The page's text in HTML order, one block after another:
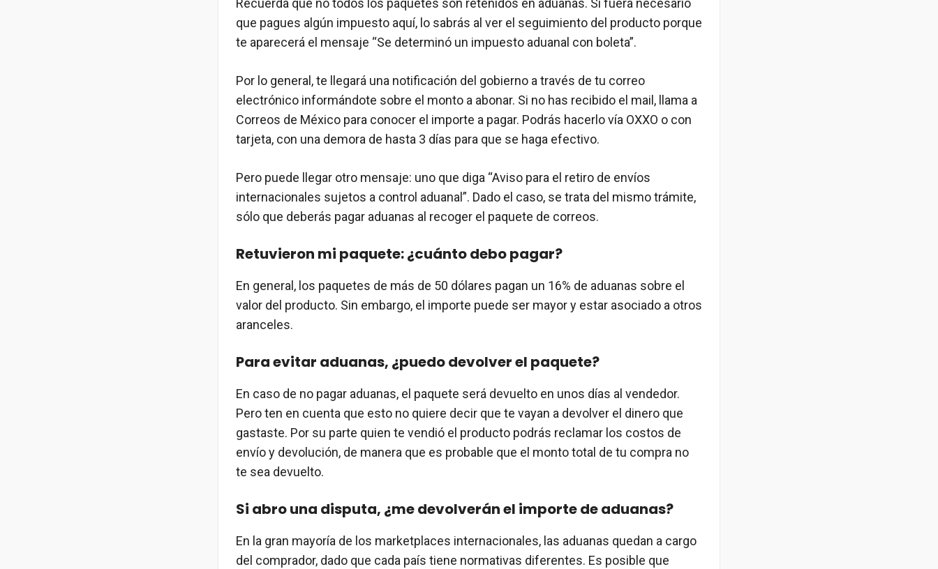
Recuerda que no todos los paquetes son retenidos en aduanas. Si fuera necesario
que pagues algún impuesto aquí, lo sabrás al ver el seguimiento del producto porque
te aparecerá el mensaje “Se determinó un impuesto aduanal con boleta”.
Por lo general, te llegará una notificación del gobierno a través de tu correo
electrónico informándote sobre el monto a abonar. Si no has recibido el mail, llama a
Correos de México para conocer el importe a pagar. Podrás hacerlo vía OXXO o con
tarjeta, con una demora de hasta 3 días para que se haga efectivo.
Pero puede llegar otro mensaje: uno que diga “Aviso para el retiro de envíos
internacionales sujetos a control aduanal”. Dado el caso, se trata del mismo trámite,
sólo que deberás pagar aduanas al recoger el paquete de correos.
Retuvieron mi paquete: ¿cuánto debo pagar?
En general, los paquetes de más de 50 dólares pagan un 16% de aduanas sobre el
valor del producto. Sin embargo, el importe puede ser mayor y estar asociado a otros
aranceles.
Para evitar aduanas, ¿puedo devolver el paquete?
En caso de no pagar aduanas, el paquete será devuelto en unos días al vendedor.
Pero ten en cuenta que esto no quiere decir que te vayan a devolver el dinero que
gastaste. Por su parte quien te vendió el producto podrás reclamar los costos de
envío y devolución, de manera que es probable que el monto total de tu compra no
te sea devuelto.
Si abro una disputa, ¿me devolverán el importe de aduanas?
En la gran mayoría de los marketplaces internacionales, las aduanas quedan a cargo
del comprador, dado que cada país tiene normativas diferentes. Es posible que